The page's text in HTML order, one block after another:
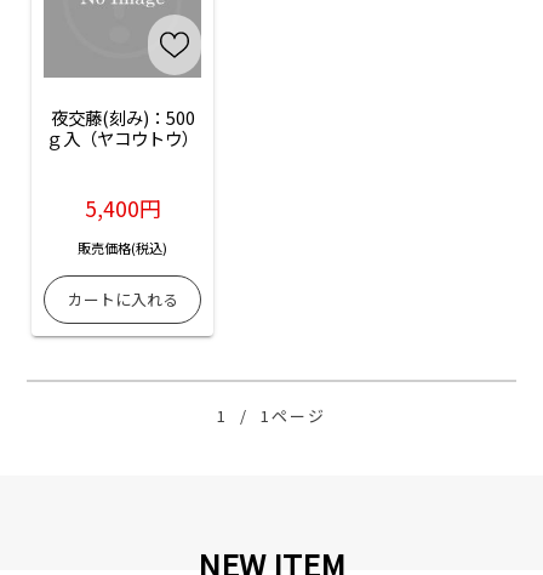
夜交藤(刻み)：500
ｇ入（ヤコウトウ）
5,400円
販売価格(税込)
1 / 1ページ
NEW ITEM